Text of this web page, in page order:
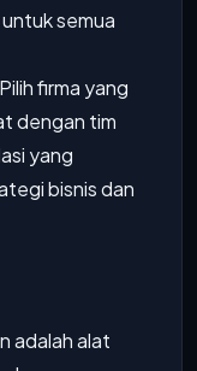
semua
Pilih firma yang
dengan tim
yang
bisnis dan
adalah alat